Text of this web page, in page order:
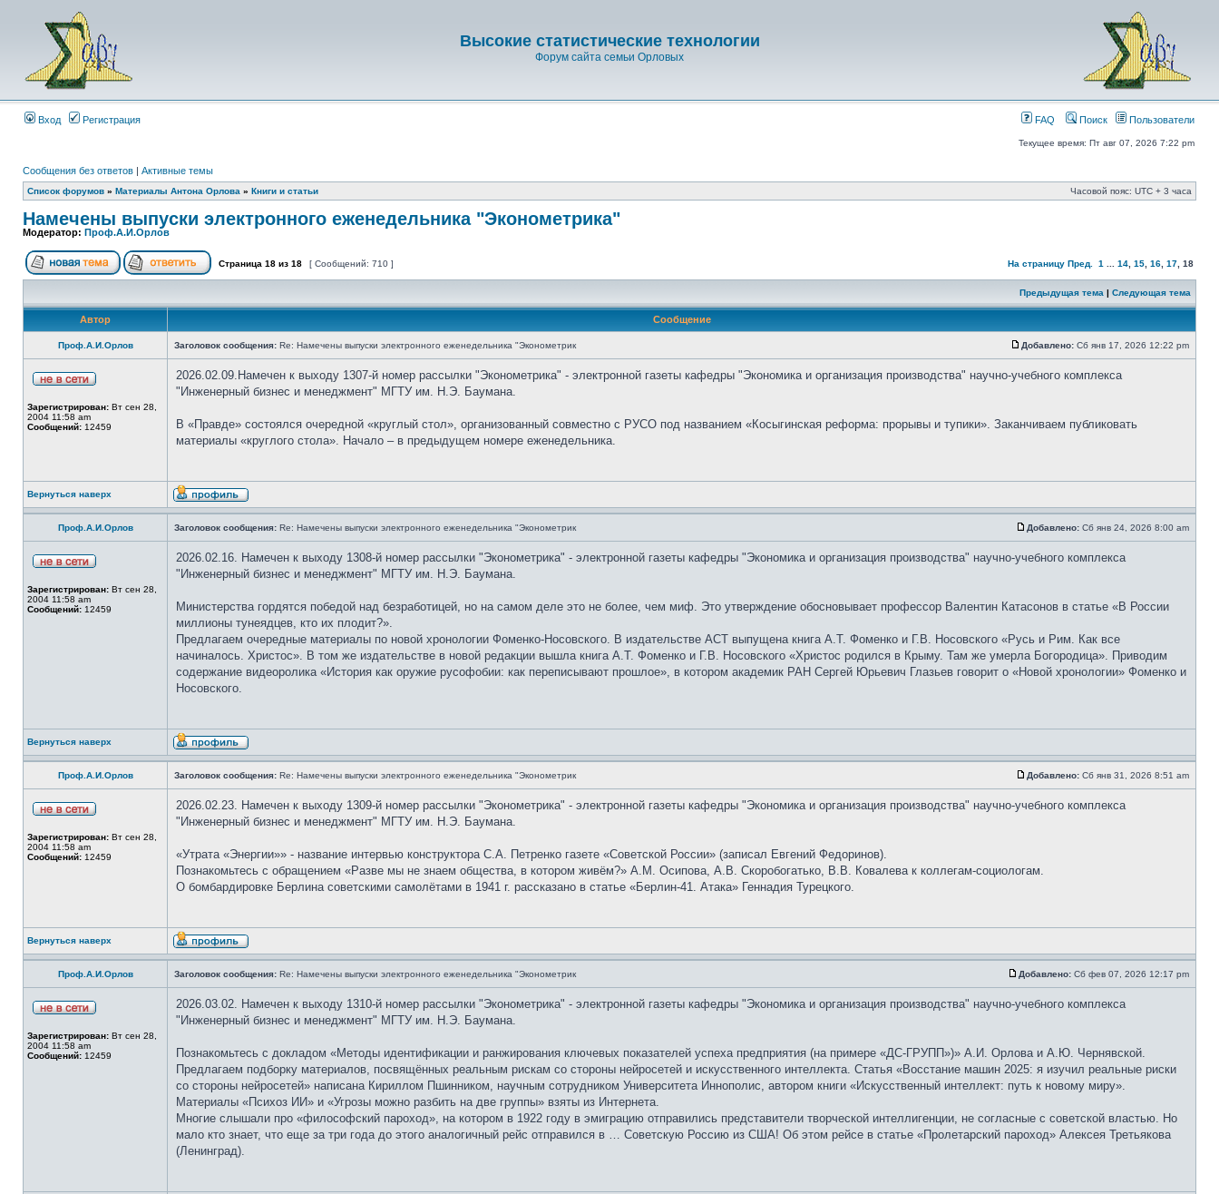
Высокие статистические технологии
Форум сайта семьи Орловых
Вход Регистрация FAQ Поиск Пользователи
Текущее время: Пт авг 07, 2026 7:22 pm
Сообщения без ответов | Активные темы
Список форумов » Материалы Антона Орлова » Книги и статьи Часовой пояс: UTC + 3 часа
Намечены выпуски электронного еженедельника "Эконометрика"
Модератор: Проф.А.И.Орлов
Страница 18 из 18 [ Сообщений: 710 ] На страницу Пред. 1 14 15 16 17 18
Предыдущая тема | Следующая тема
Автор Сообщение
Проф.А.И.Орлов Заголовок сообщения: Re: Намечены выпуски электронного еженедельника "Эконометрик Добавлено: Сб янв 17, 2026 12:22 pm
Зарегистрирован: Вт сен 28,
2004 11:58 am
Сообщений: 12459
2026.02.09.Намечен к выходу 1307-й номер рассылки "Эконометрика" - электронной газеты кафедры "Экономика и организация производства" научно-учебного комплекса
"Инженерный бизнес и менеджмент" МГТУ им. Н.Э. Баумана.
В «Правде» состоялся очередной «круглый стол», организованный совместно с РУСО под названием «Косыгинская реформа: прорывы и тупики». Заканчиваем публиковать
материалы «круглого стола». Начало – в предыдущем номере еженедельника.
Вернуться наверх
Проф.А.И.Орлов Заголовок сообщения: Re: Намечены выпуски электронного еженедельника "Эконометрик Добавлено: Сб янв 24, 2026 8:00 am
Зарегистрирован: Вт сен 28,
2004 11:58 am
Сообщений: 12459
2026.02.16. Намечен к выходу 1308-й номер рассылки "Эконометрика" - электронной газеты кафедры "Экономика и организация производства" научно-учебного комплекса
"Инженерный бизнес и менеджмент" МГТУ им. Н.Э. Баумана.
Министерства гордятся победой над безработицей, но на самом деле это не более, чем миф. Это утверждение обосновывает профессор Валентин Катасонов в статье «В России
миллионы тунеядцев, кто их плодит?».
Предлагаем очередные материалы по новой хронологии Фоменко-Носовского. В издательстве АСТ выпущена книга А.Т. Фоменко и Г.В. Носовского «Русь и Рим. Как все
начиналось. Христос». В том же издательстве в новой редакции вышла книга А.Т. Фоменко и Г.В. Носовского «Христос родился в Крыму. Там же умерла Богородица». Приводим
содержание видеоролика «История как оружие русофобии: как переписывают прошлое», в котором академик РАН Сергей Юрьевич Глазьев говорит о «Новой хронологии» Фоменко и
Носовского.
Вернуться наверх
Проф.А.И.Орлов Заголовок сообщения: Re: Намечены выпуски электронного еженедельника "Эконометрик Добавлено: Сб янв 31, 2026 8:51 am
Зарегистрирован: Вт сен 28,
2004 11:58 am
Сообщений: 12459
2026.02.23. Намечен к выходу 1309-й номер рассылки "Эконометрика" - электронной газеты кафедры "Экономика и организация производства" научно-учебного комплекса
"Инженерный бизнес и менеджмент" МГТУ им. Н.Э. Баумана.
«Утрата «Энергии»» - название интервью конструктора С.А. Петренко газете «Советской России» (записал Евгений Федоринов).
Познакомьтесь с обращением «Разве мы не знаем общества, в котором живём?» А.М. Осипова, А.В. Скоробогатько, В.В. Ковалева к коллегам-социологам.
О бомбардировке Берлина советскими самолётами в 1941 г. рассказано в статье «Берлин-41. Атака» Геннадия Турецкого.
Вернуться наверх
Проф.А.И.Орлов Заголовок сообщения: Re: Намечены выпуски электронного еженедельника "Эконометрик Добавлено: Сб фев 07, 2026 12:17 pm
Зарегистрирован: Вт сен 28,
2004 11:58 am
Сообщений: 12459
2026.03.02. Намечен к выходу 1310-й номер рассылки "Эконометрика" - электронной газеты кафедры "Экономика и организация производства" научно-учебного комплекса
"Инженерный бизнес и менеджмент" МГТУ им. Н.Э. Баумана.
Познакомьтесь с докладом «Методы идентификации и ранжирования ключевых показателей успеха предприятия (на примере «ДС-ГРУПП»)» А.И. Орлова и А.Ю. Чернявской.
Предлагаем подборку материалов, посвящённых реальным рискам со стороны нейросетей и искусственного интеллекта. Статья «Восстание машин 2025: я изучил реальные риски
со стороны нейросетей» написана Кириллом Пшинником, научным сотрудником Университета Иннополис, автором книги «Искусственный интеллект: путь к новому миру».
Материалы «Психоз ИИ» и «Угрозы можно разбить на две группы» взяты из Интернета.
Многие слышали про «философский пароход», на котором в 1922 году в эмиграцию отправились представители творческой интеллигенции, не согласные с советской властью. Но
мало кто знает, что еще за три года до этого аналогичный рейс отправился в … Советскую Россию из США! Об этом рейсе в статье «Пролетарский пароход» Алексея Третьякова
(Ленинград).